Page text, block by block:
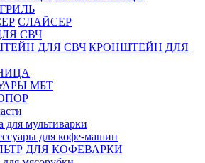
ГРИЛЬ
СЛАЙСЕР
СВЧ
КРОНШТЕЙН ДЛЯ
МБТ
для мультиварки
для кофе-машин
ДЛЯ КОФЕВАРКИ